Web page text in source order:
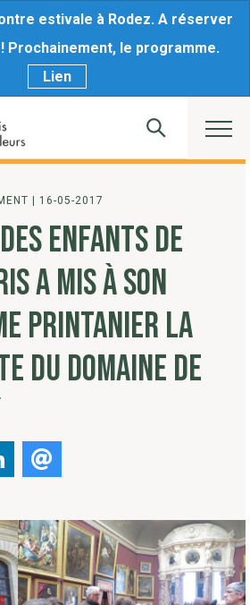
estivale à Rodez. A réserver
Prochainement, le programme.
Lien
16-05-2017
ENFANTS DE
A MIS À SON
PRINTANIER LA
DU DOMAINE DE